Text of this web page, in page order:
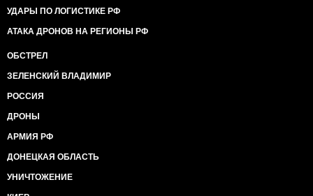
УДАРЫ ПО ЛОГИСТИКЕ РФ
АТАКА ДРОНОВ НА РЕГИОНЫ РФ
ОБСТРЕЛ
ЗЕЛЕНСКИЙ ВЛАДИМИР
РОССИЯ
ДРОНЫ
АРМИЯ РФ
ДОНЕЦКАЯ ОБЛАСТЬ
УНИЧТОЖЕНИЕ